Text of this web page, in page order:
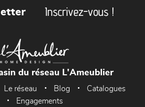
Inscrivez-vous !
du réseau L'Ameublier
Le réseau Blog
Catalogues
Engagements